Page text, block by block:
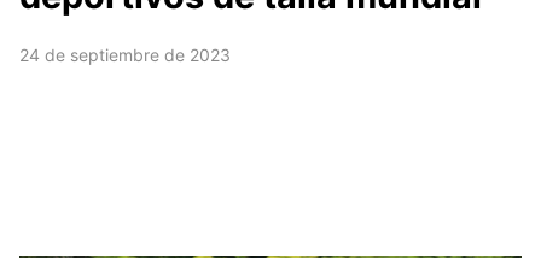
24 de septiembre de 2023